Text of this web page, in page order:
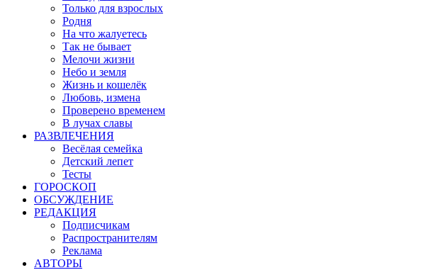
Только для взрослых
Родня
На что жалуетесь
Так не бывает
Мелочи жизни
Небо и земля
Жизнь и кошелёк
Любовь, измена
Проверено временем
В лучах славы
РАЗВЛЕЧЕНИЯ
Весёлая семейка
Детский лепет
Тесты
ГОРОСКОП
ОБСУЖДЕНИЕ
РЕДАКЦИЯ
Подписчикам
Распространителям
Реклама
АВТОРЫ